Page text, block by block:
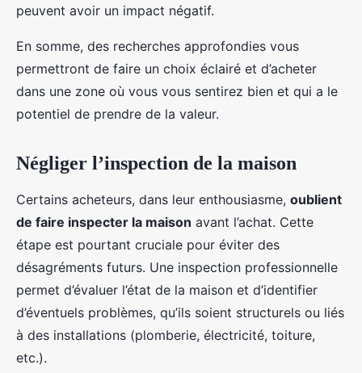
peuvent avoir un impact négatif.
En somme, des recherches approfondies vous
permettront de faire un choix éclairé et d’acheter
dans une zone où vous vous sentirez bien et qui a le
potentiel de prendre de la valeur.
Négliger l’inspection de la maison
Certains acheteurs, dans leur enthousiasme, oublient
de faire inspecter la maison avant l’achat. Cette
étape est pourtant cruciale pour éviter des
désagréments futurs. Une inspection professionnelle
permet d’évaluer l’état de la maison et d’identifier
d’éventuels problèmes, qu’ils soient structurels ou liés
à des installations (plomberie, électricité, toiture,
etc.).